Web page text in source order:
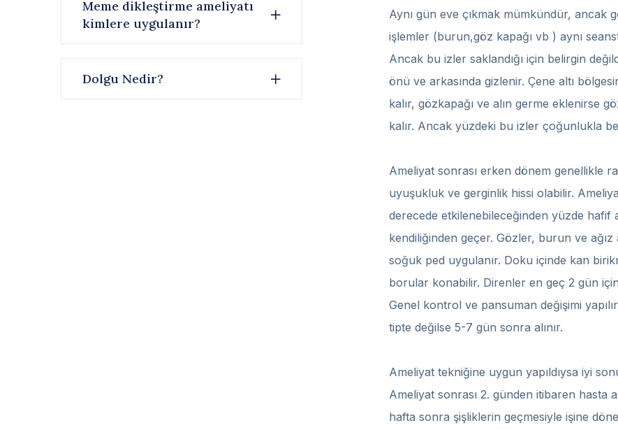
Aynı gün eve çıkmak mümkündür, ancak
işlemler (burun,göz kapağı vb ) aynı
Ancak bu izler saklandığı için belirgin
önü ve arkasında gizlenir. Çene altı
kalır, gözkapağı ve alın germe eklenirse
kalır. Ancak yüzdeki bu izler çoğunlukla
Ameliyat sonrası erken dönem genellikle
uyuşukluk ve gerginlik hissi olabilir.
derecede etkilenebileceğinden yüzde
kendiliğinden geçer. Gözler, burun ve ağız
soğuk ped uygulanır. Doku içinde kan
borular konabilir. Direnler en geç 2 gün
Genel kontrol ve pansuman değişimi
tipte değilse 5-7 gün sonra alınır.
Ameliyat tekniğine uygun yapıldıysa iyi
Ameliyat sonrası 2. günden itibaren hasta
hafta sonra şişliklerin geçmesiyle işine
Meme dikleştirme ameliyatı
kimlere uygulanır?
Dolgu Nedir?